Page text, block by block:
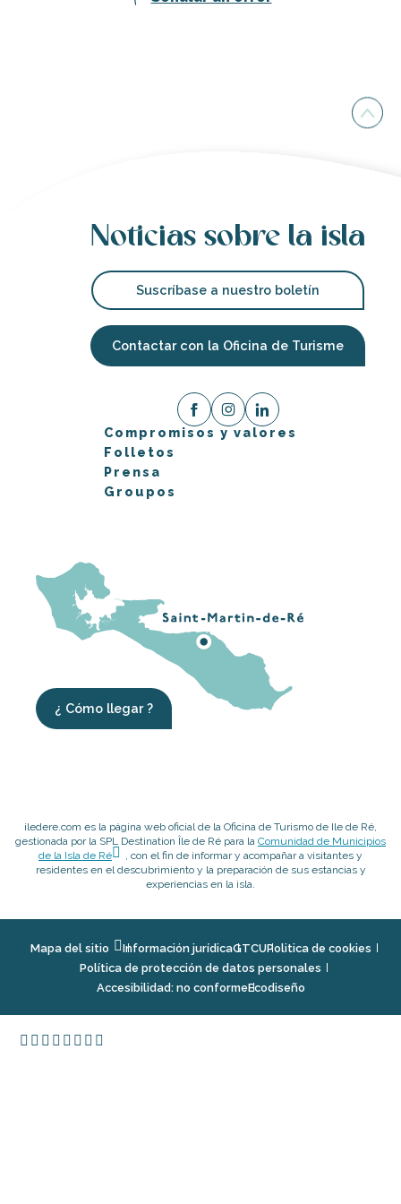
Noticias sobre la isla
Suscríbase a nuestro boletín
Contactar con la Oficina de Turisme
Compromisos y valores
Folletos
Prensa
Groupos
¿ Cómo llegar ?
iledere.com es la página web oficial de la Oficina de Turismo de Ile de Ré,
gestionada por la SPL Destination Île de Ré para la Comunidad de Municipios
de la Isla de Ré
, con el fin de informar y acompañar a visitantes y
residentes en el descubrimiento y la preparación de sus estancias y
experiencias en la isla.
Mapa del sitio Información jurídicaGTCUPolitica de cookies
Política de protección de datos personales
Accesibilidad: no conformeEcodiseño